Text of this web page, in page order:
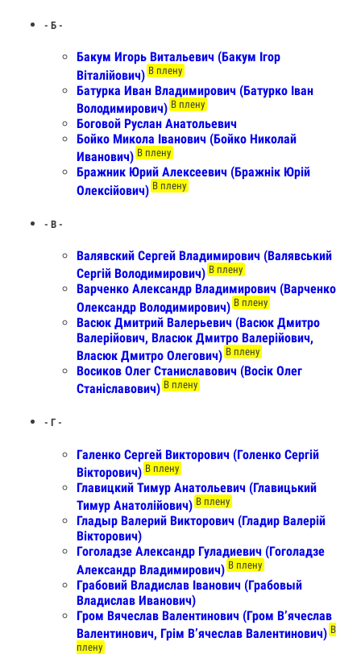
- Б -
Бакум Игорь Витальевич (Бакум Ігор
Віталійович) В плену
Батурка Иван Владимирович (Батурко Іван
Володимирович) В плену
Боговой Руслан Анатольевич
Бойко Микола Іванович (Бойко Николай
Иванович) В плену
Бражник Юрий Алексеевич (Бражнік Юрій
Олексійович) В плену
- В -
Валявский Сергей Владимирович (Валявський
Сергій Володимирович) В плену
Варченко Александр Владимирович (Варченко
Олександр Володимирович) В плену
Васюк Дмитрий Валерьевич (Васюк Дмитро
Валерійович, Власюк Дмитро Валерійович,
Власюк Дмитро Олегович) В плену
Восиков Олег Станиславович (Восік Олег
Станіславович) В плену
- Г -
Галенко Сергей Викторович (Голенко Сергій
Вікторович) В плену
Главицкий Тимур Анатольевич (Главицький
Тимур Анатолійович) В плену
Гладыр Валерий Викторович (Гладир Валерій
Вікторович)
Гоголадзе Александр Гуладиевич (Гоголадзе
Александр Владимирович) В плену
Грабовий Владислав Іванович (Грабовый
Владислав Иванович)
Гром Вячеслав Валентинович (Гром Вʼячеслав
Валентинович, Грім Вʼячеслав Валентинович) В
плену